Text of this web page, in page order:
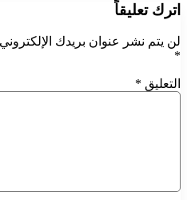
اترك تعليقاً
لن يتم نشر عنوان بريدك
*
التعليق *